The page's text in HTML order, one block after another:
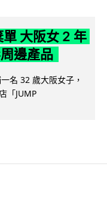
大阪女 2 年
邊產品
名 32 歲大阪女子，
「JUMP